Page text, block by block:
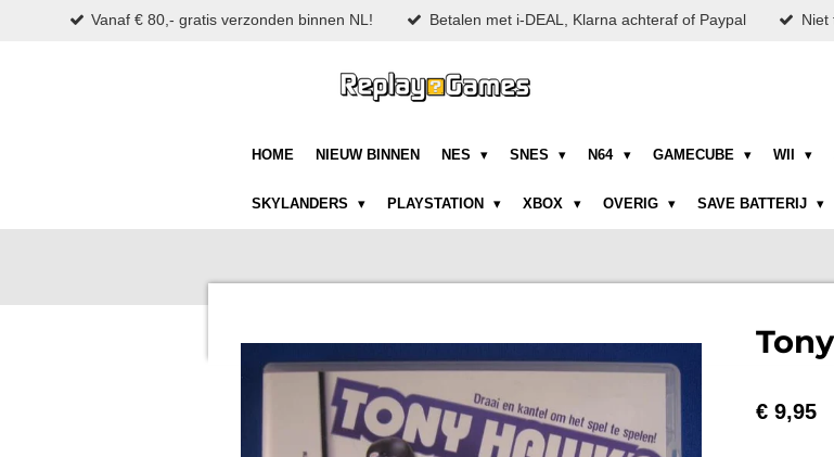
Vanaf € 80,- gratis verzonden binnen NL! Betalen met i-DEAL, Klarna achteraf of Paypal Niet
HOME NIEUW BINNEN NES SNES N64 GAMECUBE WII
SKYLANDERS PLAYSTATION XBOX OVERIG SAVE BATTERIJ
€ 9,95